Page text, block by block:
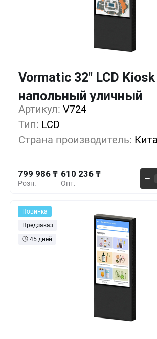
Vormatic 32" LCD Kiosk
напольный уличный
Артикул: V724
Тип: LCD
Страна производитель:
Розн.
799 986 ₸
Опт.
610 236 ₸
1+ 0%
5+
10+ -14%
Новинка
Предзаказ
45 дней